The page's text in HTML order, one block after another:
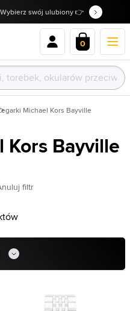
swój ulubiony 👉
0
Michael Kors Bayville
Bayville
filtr